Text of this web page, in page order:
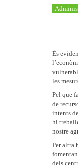
És
les
Pel que
de
intents
hi
nostre
Per altra
dels